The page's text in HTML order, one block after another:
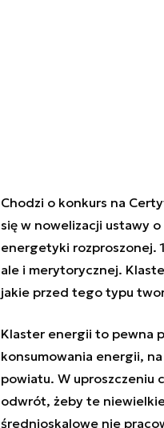
Chodzi o konkurs na
się w nowelizacji ustawy
energetyki rozproszonej.
ale i merytorycznej.
jakie przed tego typu
Klaster energii to pewna
konsumowania energii,
powiatu. W uproszczeniu
odwrót, żeby te
średnioskalowe nie